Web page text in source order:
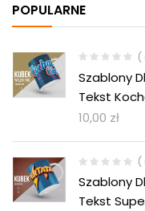
POPULARNE
(
Szablony
Tekst
10,00 zł
(
Szablony
Tekst